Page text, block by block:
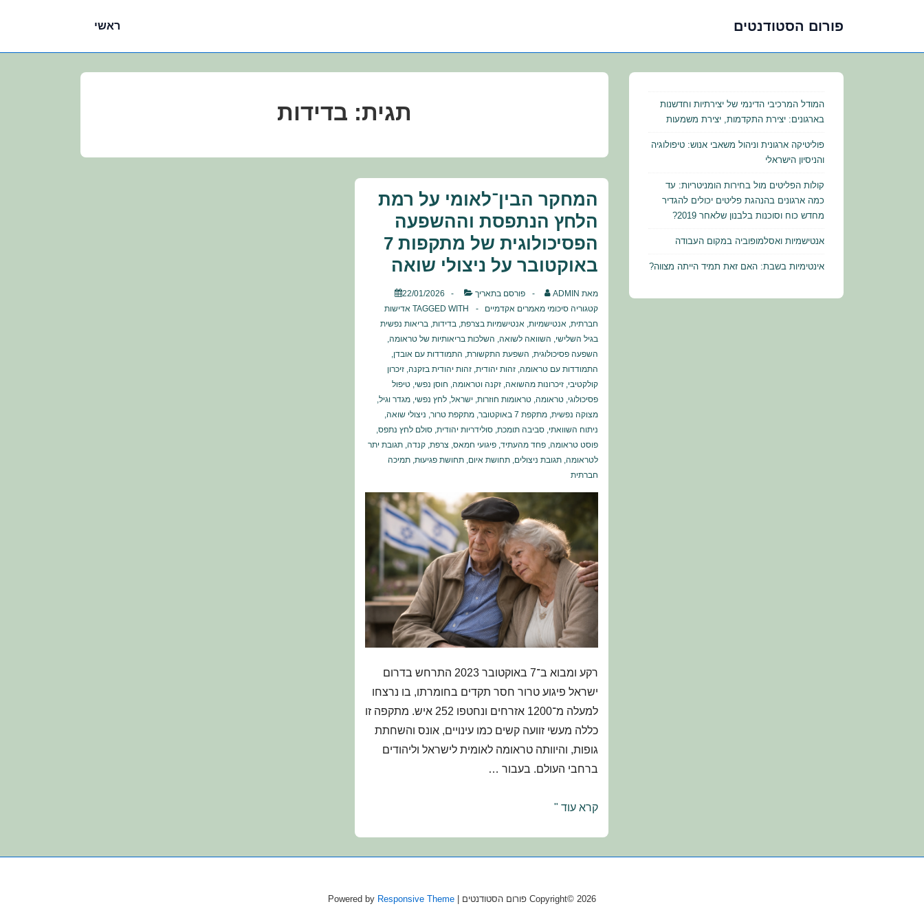
פורום הסטודנטים ראשי
תגית: בדידות
המחקר הבין־לאומי על רמת
הלחץ הנתפסת וההשפעה
הפסיכולוגית של מתקפות 7
באוקטובר על ניצולי שואה
מאת ADMIN פורסם בתאריך
22/01/2026
קטגוריה סיכומי מאמרים אקדמיים TAGGED WITH אדישות
חברתית, אנטישמיות, אנטישמיות בצרפת, בדידות, בריאות נפשית
בגיל השלישי, השוואה לשואה, השלכות בריאותיות של טראומה,
השפעה פסיכולוגית, השפעת התקשורת, התמודדות עם אובדן,
התמודדות עם טראומה, זהות יהודית, זהות יהודית בזקנה, זיכרון
קולקטיבי, זיכרונות מהשואה, זקנה וטראומה, חוסן נפשי, טיפול
פסיכולוגי, טראומה, טראומות חוזרות, ישראל, לחץ נפשי, מגדר וגיל,
מצוקה נפשית, מתקפת 7 באוקטובר , מתקפת טרור, ניצולי שואה,
ניתוח השוואתי, סביבה תומכת, סולידריות יהודית, סולם לחץ נתפס,
פוסט טראומה, פחד מהעתיד, פיגועי חמאס, צרפת, קנדה, תגובת יתר
לטראומה, תגובת ניצולים, תחושת איום, תחושת פגיעוּת, תמיכה
חברתית
רקע ומבוא ב־7 באוקטובר 2023 התרחש בדרום
ישראל פיגוע טרור חסר תקדים בחומרתו, בו נרצחו
למעלה מ־1200 אזרחים ונחטפו 252 איש. מתקפה זו
כללה מעשי זוועה קשים כמו עינויים, אונס והשחתת
גופות, והיוותה טראומה לאומית לישראל וליהודים
ברחבי העולם. בעבור …
המחקר
הנתפסת
קרא עוד "
המודל המרכיבי הדינמי של יצירתיות וחדשנות
בארגונים: יצירת התקדמות, יצירת משמעות
פוליטיקה ארגונית וניהול משאבי אנוש: טיפולוגיה
והניסיון הישראלי
קולות הפליטים מול בחירות הומניטריות: עד
כמה ארגונים בהנהגת פליטים יכולים להגדיר
מחדש כוח וסוכנות בלבנון שלאחר 2019?
אנטישמיות ואסלמופוביה במקום העבודה
אינטימיות בשבת: האם זאת תמיד הייתה מצווה?
Copyright© 2026 פורום הסטודנטים Responsive Theme